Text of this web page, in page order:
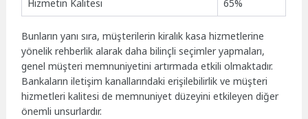
Hizmetin Kalitesi
65%
Bunların yanı sıra, müşterilerin kiralık kasa hizmetlerine
yönelik rehberlik alarak daha bilinçli seçimler yapmaları,
genel müşteri memnuniyetini artırmada etkili olmaktadır.
Bankaların iletişim kanallarındaki erişilebilirlik ve müşteri
hizmetleri kalitesi de memnuniyet düzeyini etkileyen diğer
önemli unsurlardır.